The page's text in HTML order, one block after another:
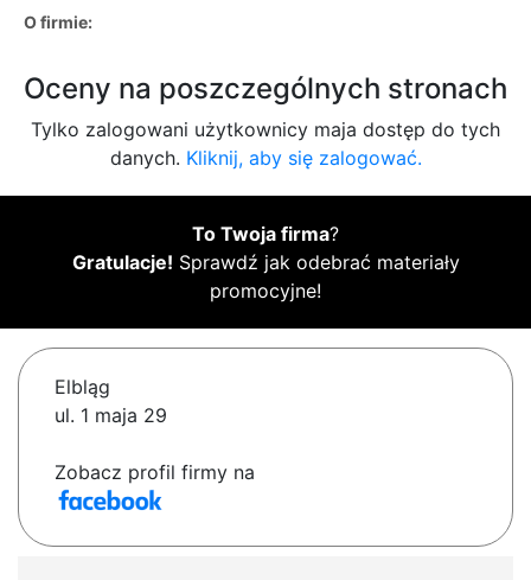
O firmie:
Oceny na poszczególnych stronach
Tylko zalogowani użytkownicy maja dostęp do tych
danych. Kliknij, aby się zalogować.
To Twoja firma?
Gratulacje! Sprawdź jak odebrać materiały
promocyjne!
Elbląg
ul. 1 maja 29
Zobacz profil firmy na